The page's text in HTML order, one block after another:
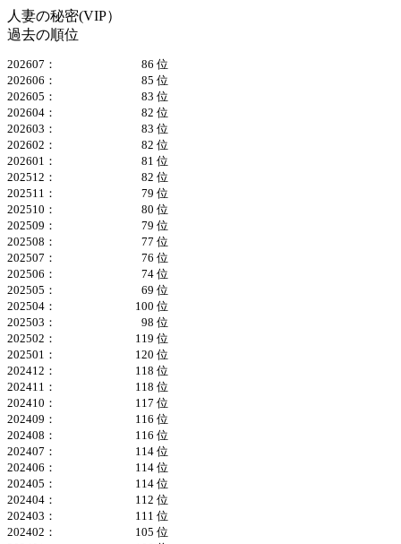
人妻の秘密(VIP）
過去の順位
202607：
86 位
202606：
85 位
202605：
83 位
202604：
82 位
202603：
83 位
202602：
82 位
202601：
81 位
202512：
82 位
202511：
79 位
202510：
80 位
202509：
79 位
202508：
77 位
202507：
76 位
202506：
74 位
202505：
69 位
202504：
100 位
202503：
98 位
202502：
119 位
202501：
120 位
202412：
118 位
202411：
118 位
202410：
117 位
202409：
116 位
202408：
116 位
202407：
114 位
202406：
114 位
202405：
114 位
202404：
112 位
202403：
111 位
202402：
105 位